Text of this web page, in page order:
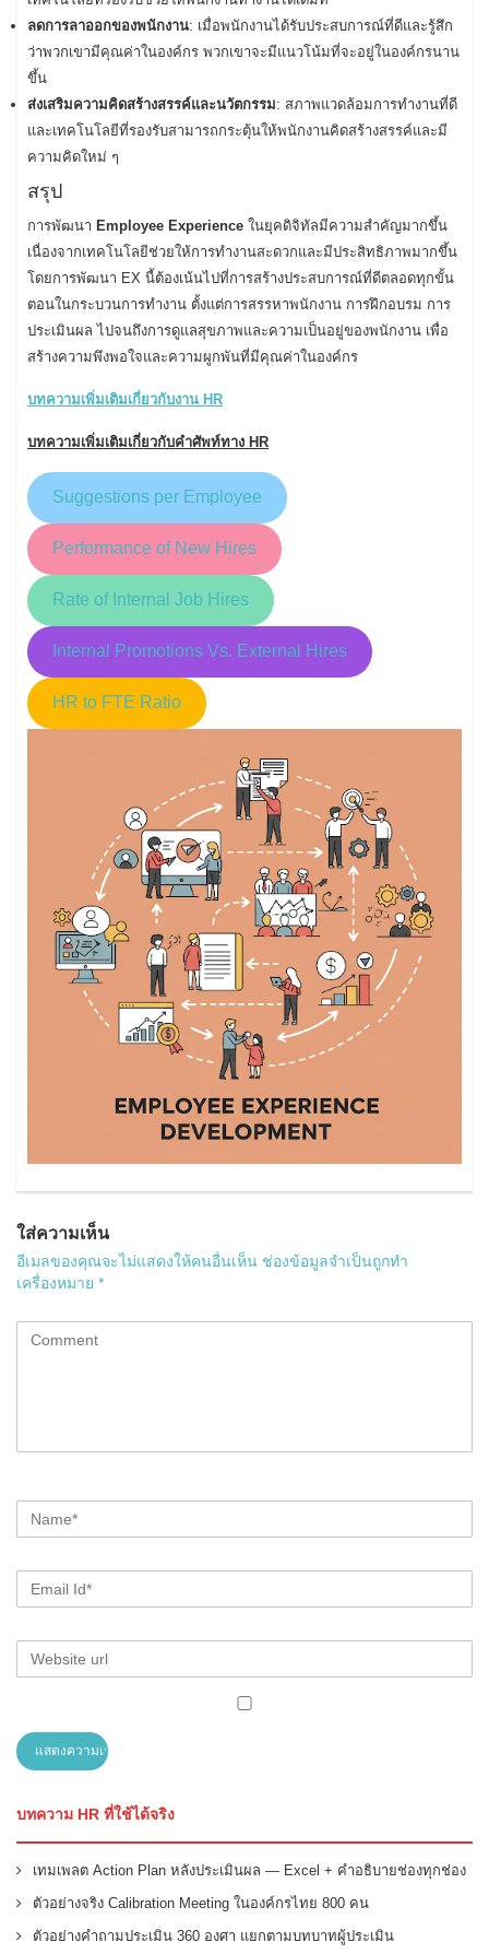
ลดการลาออกของพนักงาน: เมื่อพนักงานได้รับประสบการณ์ที่ดีและรู้สึก
ว่าพวกเขามีคุณค่าในองค์กร พวกเขาจะมีแนวโน้มที่จะอยู่ในองค์กรนาน
ขึ้น
ส่งเสริมความคิดสร้างสรรค์และนวัตกรรม: สภาพแวดล้อมการทำงานที่ดี
และเทคโนโลยีที่รองรับสามารถกระตุ้นให้พนักงานคิดสร้างสรรค์และมี
ความคิดใหม่ ๆ
สรุป
การพัฒนา Employee Experience ในยุคดิจิทัลมีความสำคัญมากขึ้น
เนื่องจากเทคโนโลยีช่วยให้การทำงานสะดวกและมีประสิทธิภาพมากขึ้น
โดยการพัฒนา EX นี้ต้องเน้นไปที่การสร้างประสบการณ์ที่ดีตลอดทุกขั้น
ตอนในกระบวนการทำงาน ตั้งแต่การสรรหาพนักงาน การฝึกอบรม การ
ประเมินผล ไปจนถึงการดูแลสุขภาพและความเป็นอยู่ของพนักงาน เพื่อ
สร้างความพึงพอใจและความผูกพันที่มีคุณค่าในองค์กร
บทความเพิ่มเติมเกี่ยวกับงาน HR
บทความเพิ่มเติมเกี่ยวกับคำศัพท์ทาง HR
Suggestions per Employee
Performance of New Hires
Rate of Internal Job Hires
Internal Promotions Vs. External Hires
HR to FTE Ratio
ใส่ความเห็น
อีเมลของคุณจะไม่แสดงให้คนอื่นเห็น ช่องข้อมูลจำเป็นถูกทำ
เครื่องหมาย *
บทความ HR ที่ใช้ได้จริง
เทมเพลต Action Plan หลังประเมินผล — Excel + คำอธิบายช่องทุกช่อง
ตัวอย่างจริง Calibration Meeting ในองค์กรไทย 800 คน
ตัวอย่างคำถามประเมิน 360 องศา แยกตามบทบาทผู้ประเมิน